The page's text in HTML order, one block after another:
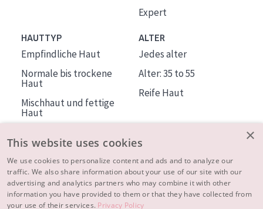
Expert
HAUTTYP
Empfindliche Haut
Normale bis trockene
Haut
Mischhaut und fettige
Haut
Haut
ALTER
Jedes alter
Alter: 35 to 55
Reife Haut
ÜBER DIADERMINE
Mehr über uns
×
This website uses cookies
We use cookies to personalize content and ads and to analyze our
traffic. We also share information about your use of our site with our
advertising and analytics partners who may combine it with other
information you have provided to them or that they have collected from
your use of their services. Privacy Policy